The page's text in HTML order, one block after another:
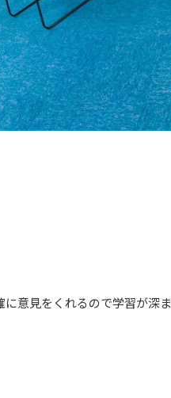
意見をくれるので学習が深ま